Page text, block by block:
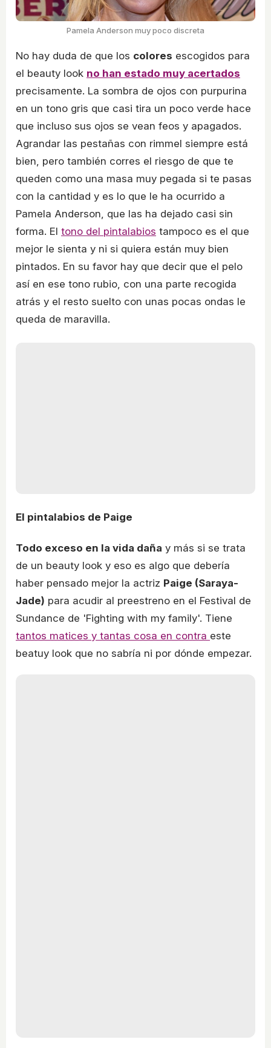
Pamela Anderson muy poco discreta
No hay duda de que los colores escogidos para
el beauty look no han estado muy acertados
precisamente. La sombra de ojos con purpurina
en un tono gris que casi tira un poco verde hace
que incluso sus ojos se vean feos y apagados.
Agrandar las pestañas con rimmel siempre está
bien, pero también corres el riesgo de que te
queden como una masa muy pegada si te pasas
con la cantidad y es lo que le ha ocurrido a
Pamela Anderson, que las ha dejado casi sin
forma. El tono del pintalabios tampoco es el que
mejor le sienta y ni si quiera están muy bien
pintados. En su favor hay que decir que el pelo
así en ese tono rubio, con una parte recogida
atrás y el resto suelto con unas pocas ondas le
queda de maravilla.
El pintalabios de Paige
Todo exceso en la vida daña y más si se trata
de un beauty look y eso es algo que debería
haber pensado mejor la actriz Paige (Saraya-
Jade) para acudir al preestreno en el Festival de
Sundance de 'Fighting with my family'. Tiene
tantos matices y tantas cosa en contra este
beatuy look que no sabría ni por dónde empezar.